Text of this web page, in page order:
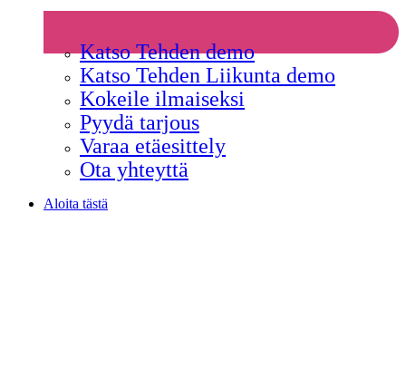
Katso Tehden demo
Katso Tehden Liikunta demo
Kokeile ilmaiseksi
Pyydä tarjous
Varaa etäesittely
Ota yhteyttä
Aloita tästä